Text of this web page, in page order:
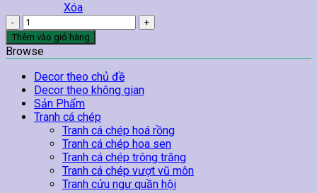
Xóa
Tranh
Spa
Nến
Và
Khăn
Bông
số
lượng
Thêm vào giỏ hàng
Browse
Decor theo chủ đề
Decor theo không gian
Sản Phẩm
Tranh cá chép
Tranh cá chép hoá rồng
Tranh cá chép hoa sen
Tranh cá chép trông trăng
Tranh cá chép vượt vũ môn
Tranh cửu ngư quần hội